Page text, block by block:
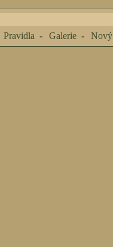
Pravidla Galerie Nový